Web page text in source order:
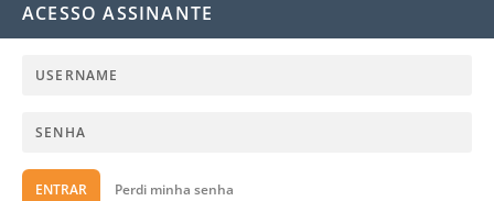
ACESSO ASSINANTE
ENTRAR Perdi minha senha